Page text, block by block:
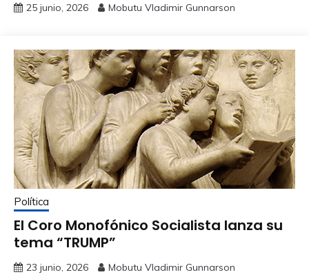
25 junio, 2026 Mobutu Vladimir Gunnarson
Política
El Coro Monofónico Socialista lanza su
tema “TRUMP”
23 junio, 2026 Mobutu Vladimir Gunnarson